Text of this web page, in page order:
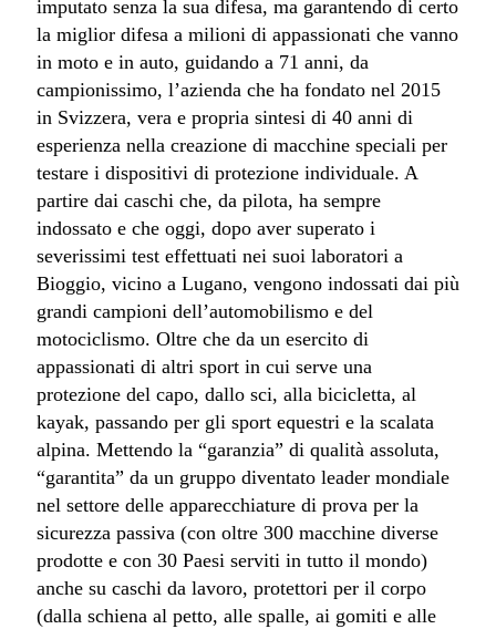
imputato senza la sua difesa, ma garantendo di certo
la miglior difesa a milioni di appassionati che vanno
in moto e in auto, guidando a 71 anni, da
campionissimo, l’azienda che ha fondato nel 2015
in Svizzera, vera e propria sintesi di 40 anni di
esperienza nella creazione di macchine speciali per
testare i dispositivi di protezione individuale. A
partire dai caschi che, da pilota, ha sempre
indossato e che oggi, dopo aver superato i
severissimi test effettuati nei suoi laboratori a
Bioggio, vicino a Lugano, vengono indossati dai più
grandi campioni dell’automobilismo e del
motociclismo. Oltre che da un esercito di
appassionati di altri sport in cui serve una
protezione del capo, dallo sci, alla bicicletta, al
kayak, passando per gli sport equestri e la scalata
alpina. Mettendo la “garanzia” di qualità assoluta,
“garantita” da un gruppo diventato leader mondiale
nel settore delle apparecchiature di prova per la
sicurezza passiva (con oltre 300 macchine diverse
prodotte e con 30 Paesi serviti in tutto il mondo)
anche su caschi da lavoro, protettori per il corpo
(dalla schiena al petto, alle spalle, ai gomiti e alle